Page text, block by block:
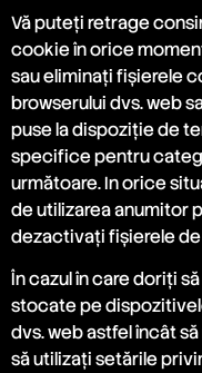
Vă puteți retrage
cookie în orice
sau eliminaţi fişierele
browserului dvs. web
puse la dispoziţie de
specifice pentru
următoare. In orice
de utilizarea anumitor
dezactivaţi fişierele
În cazul în care doriți
stocate pe
dvs. web astfel încât
să utilizați setările